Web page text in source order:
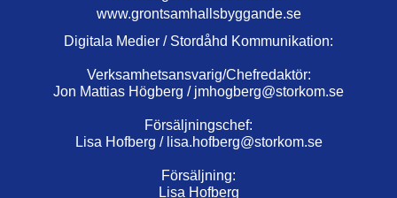
www.grontsamhallsbyggande.se
Digitala Medier / Stordåhd Kommunikation:
Verksamhetsansvarig/Chefredaktör:
Jon Mattias Högberg / jmhogberg@storkom.se
Försäljningschef:
Lisa Hofberg / lisa.hofberg@storkom.se
Försäljning:
Lisa Hofberg